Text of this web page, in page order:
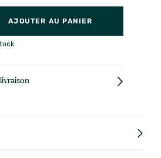
AJOUTER AU PANIER